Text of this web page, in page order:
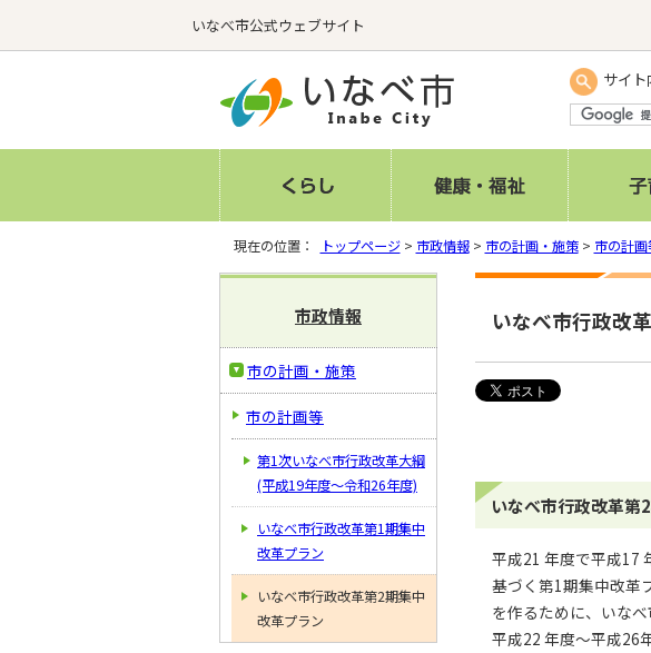
いなべ市公式ウェブサイト
サイ
現在の位置： トップページ> 市政情報> 市の計画・施策> 市の計画
いなべ市行政改
いなべ市行政改革第
平成21 年度で平成17
基づく第1期集中改革
を作るために、いな
平成22 年度～平成26
市政情報
市の計画・施策
市の計画等
第1次いなべ市行政改革大綱
(平成19年度～令和26年度)
いなべ市行政改革第1期集中
改革プラン
いなべ市行政改革第2期集中
改革プラン